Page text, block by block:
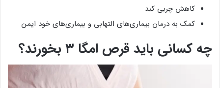
کاهش چربی کبد
کمک به درمان بیماری‌های التهابی و بیماری‌های خود ایمن
چه کسانی باید قرص امگا ۳ بخورند؟